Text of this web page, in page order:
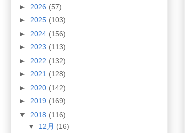
► 2026 (57)
► 2025 (103)
► 2024 (156)
► 2023 (113)
► 2022 (132)
► 2021 (128)
► 2020 (142)
► 2019 (169)
▼ 2018 (116)
▼ 12月 (16)